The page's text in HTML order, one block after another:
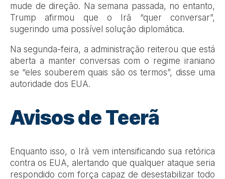
mude de direção. Na semana passada, no entanto,
Trump afirmou que o Irã “quer conversar”,
sugerindo uma possível solução diplomática.
Na segunda-feira, a administração reiterou que está
aberta a manter conversas com o regime iraniano
se “eles souberem quais são os termos”, disse uma
autoridade dos EUA.
Avisos de Teerã
Enquanto isso, o Irã vem intensificando sua retórica
contra os EUA, alertando que qualquer ataque seria
respondido com força capaz de desestabilizar todo